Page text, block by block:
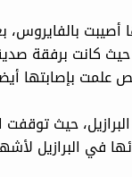
بالفايروس،
كانت برفقة
علمت بإصابتها
حيث توقفت
في البرازيل